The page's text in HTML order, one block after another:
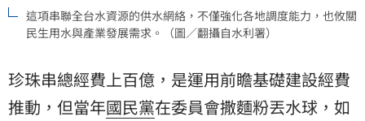
這項串聯全台水資源的供水網絡，不僅強化各地調度能力，也攸關
民生用水與產業發展需求。（圖／翻攝自水利署）
珍珠串總經費上百億，是運用前瞻基礎建設經費
推動，但當年國民黨在委員會撒麵粉丟水球，如